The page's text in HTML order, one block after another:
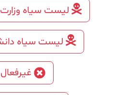
لیست سیاه وزارت بهداشت
لیست سیاه دانشگاه آزاد
غیرفعال